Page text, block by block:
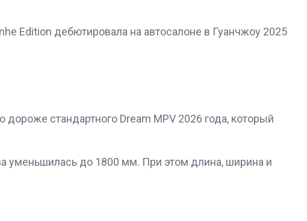
Edition дебютировала на автосалоне в Гуанчжоу 2025
стандартного Dream MPV 2026 года, который
уменьшилась до 1800 мм. При этом длина, ширина и